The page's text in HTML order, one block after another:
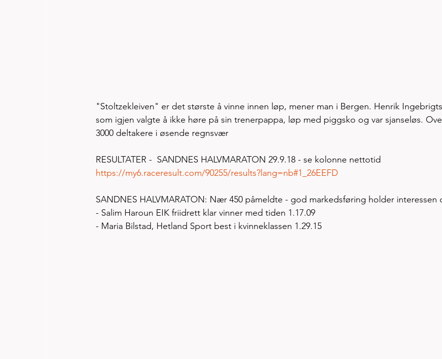
"Stoltzekleiven" er det største å vinne innen løp, mener man i Bergen. Henrik
som igjen valgte å ikke høre på sin trenerpappa, løp med piggsko og var sjanseløs.
3000 deltakere i øsende regnsvær
RESULTATER -  SANDNES HALVMARATON 29.9.18 - se kolonne nettotid
https://my6.raceresult.com/90255/results?lang=nb#1_26EEFD
SANDNES HALVMARATON: Nær 450 påmeldte - god markedsføring holder interessen
- Salim Haroun EIK friidrett klar vinner med tiden 1.17.09
- Maria Bilstad, Hetland Sport best i kvinneklassen 1.29.15